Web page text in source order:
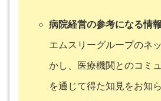
病院経営の参考になる情報
エムスリーグループのネ
かし、医療機関とのコミ
を通じて得た知見をお知